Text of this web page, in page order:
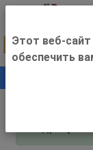
Этот веб-
обеспечить